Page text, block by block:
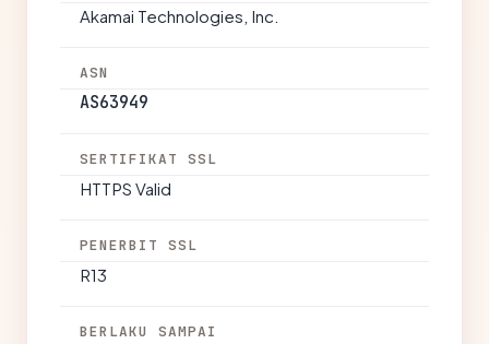
Akamai Technologies, Inc.
ASN
AS63949
SERTIFIKAT SSL
HTTPS Valid
PENERBIT SSL
R13
BERLAKU SAMPAI